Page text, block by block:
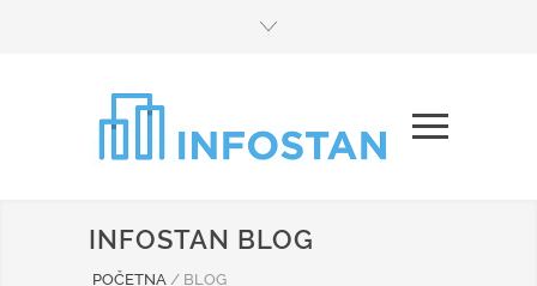
INFOSTAN BLOG
POČETNA / BLOG